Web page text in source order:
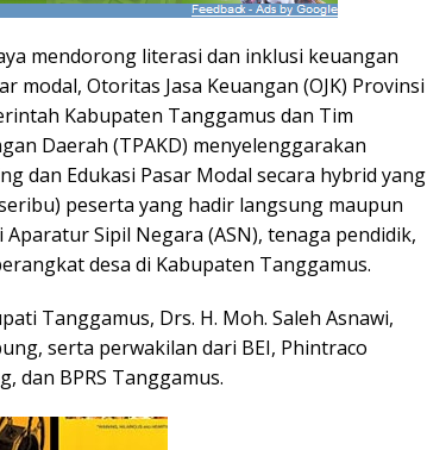
mendorong literasi dan inklusi keuangan
modal, Otoritas Jasa Keuangan (OJK) Provinsi
Kabupaten Tanggamus dan Tim
Daerah (TPAKD) menyelenggarakan
dan Edukasi Pasar Modal secara hybrid yang
peserta yang hadir langsung maupun
Sipil Negara (ASN), tenaga pendidik,
desa di Kabupaten Tanggamus.
Tanggamus, Drs. H. Moh. Saleh Asnawi,
serta perwakilan dari BEI, Phintraco
dan BPRS Tanggamus.